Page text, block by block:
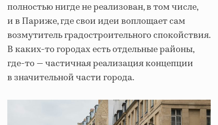
полностью нигде не реализован, в том числе,
и в Париже, где свои идеи воплощает сам
возмутитель градостроительного спокойствия.
В каких-то городах есть отдельные районы,
где-то — частичная реализация концепции
в значительной части города.